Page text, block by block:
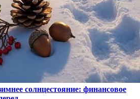
солнцестояние: финансовое